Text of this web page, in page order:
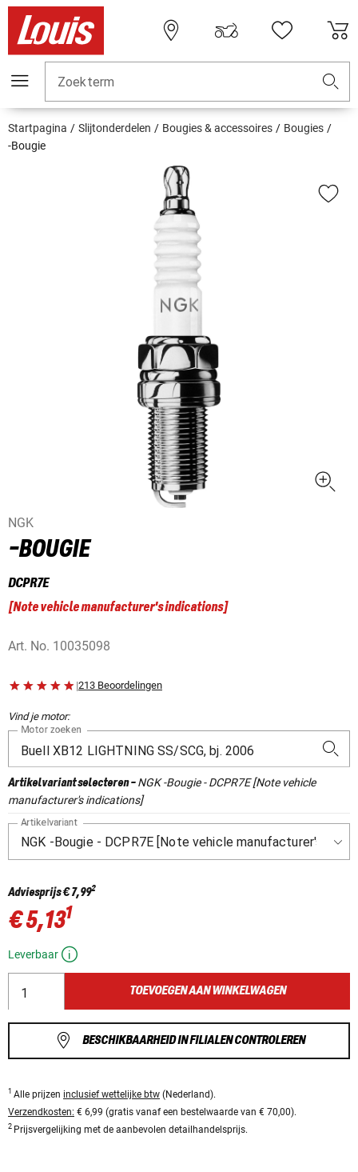
Zoekterm
Startpagina Slijtonderdelen Bougies & accessoires
Bougies
-Bougie
NGK
-BOUGIE
DCPR7E
[Note vehicle manufacturer's indications]
Art. No. 10035098
|213 Beoordelingen
Vind je motor:
Motor zoeken
Artikelvariant selecteren-NGK -Bougie - DCPR7E [Note vehicle
manufacturer's indications]
Artikelvariant
Adviesprijs€ 7,992
€ 5,131
Leverbaar
TOEVOEGEN AAN WINKELWAGEN
BESCHIKBAARHEID IN FILIALEN CONTROLEREN
1 Alle prijzen inclusief wettelijke btw (Nederland).
Verzendkosten: € 6,99 (gratis vanaf een bestelwaarde van € 70,00).
2 Prijsvergelijking met de aanbevolen detailhandelsprijs.